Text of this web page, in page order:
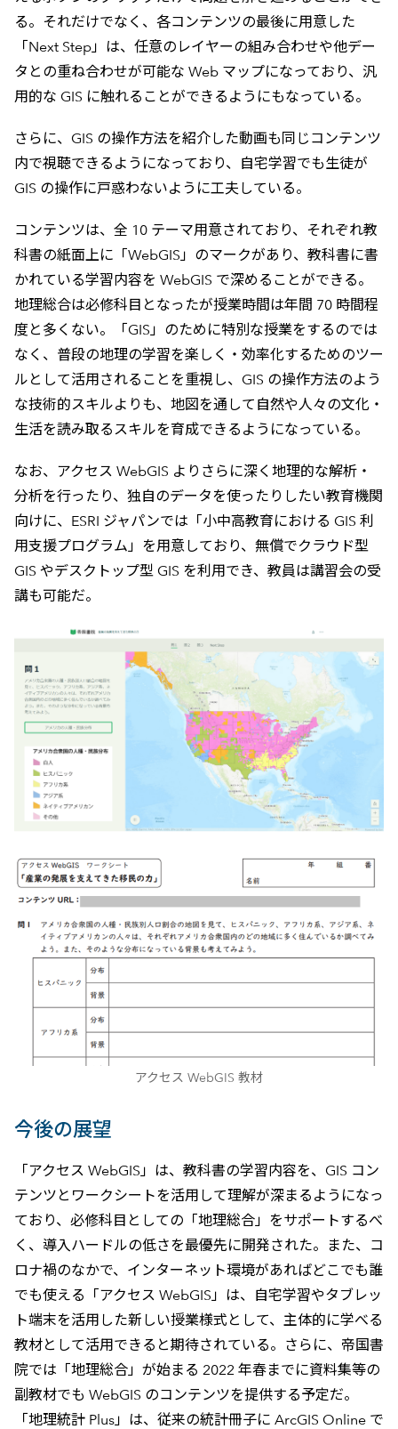
る。それだけでなく、各コンテンツの最後に用意した
「Next Step」は、任意のレイヤーの組み合わせや他デー
タとの重ね合わせが可能な Web マップになっており、汎
用的な GIS に触れることができるようにもなっている。
さらに、GIS の操作方法を紹介した動画も同じコンテンツ
内で視聴できるようになっており、自宅学習でも生徒が
GIS の操作に戸惑わないように工夫している。
コンテンツは、全 10 テーマ用意されており、それぞれ教
科書の紙面上に「WebGIS」のマークがあり、教科書に書
かれている学習内容を WebGIS で深めることができる。
地理総合は必修科目となったが授業時間は年間 70 時間程
度と多くない。「GIS」のために特別な授業をするのでは
なく、普段の地理の学習を楽しく・効率化するためのツー
ルとして活用されることを重視し、GIS の操作方法のよう
な技術的スキルよりも、地図を通して自然や人々の文化・
生活を読み取るスキルを育成できるようになっている。
なお、アクセス WebGIS よりさらに深く地理的な解析・
分析を行ったり、独自のデータを使ったりしたい教育機関
向けに、ESRI ジャパンでは「小中高教育における GIS 利
用支援プログラム」を用意しており、無償でクラウド型
GIS やデスクトップ型 GIS を利用でき、教員は講習会の受
講も可能だ。
アクセス WebGIS 教材
今後の展望
「アクセス WebGIS」は、教科書の学習内容を、GIS コン
テンツとワークシートを活用して理解が深まるようになっ
ており、必修科目としての「地理総合」をサポートするべ
く、導入ハードルの低さを最優先に開発された。また、コ
ロナ禍のなかで、インターネット環境があればどこでも誰
でも使える「アクセス WebGIS」は、自宅学習やタブレッ
ト端末を活用した新しい授業様式として、主体的に学べる
教材として活用できると期待されている。さらに、帝国書
院では「地理総合」が始まる 2022 年春までに資料集等の
副教材でも WebGIS のコンテンツを提供する予定だ。
「地理統計 Plus」は、従来の統計冊子に ArcGIS Online で